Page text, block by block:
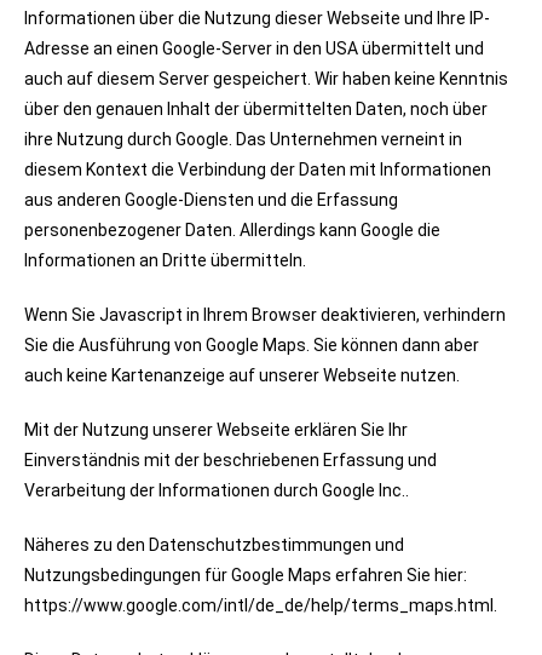
Informationen über die Nutzung dieser Webseite und Ihre IP-
Adresse an einen Google-Server in den USA übermittelt und
auch auf diesem Server gespeichert. Wir haben keine Kenntnis
über den genauen Inhalt der übermittelten Daten, noch über
ihre Nutzung durch Google. Das Unternehmen verneint in
diesem Kontext die Verbindung der Daten mit Informationen
aus anderen Google-Diensten und die Erfassung
personenbezogener Daten. Allerdings kann Google die
Informationen an Dritte übermitteln.
Wenn Sie Javascript in Ihrem Browser deaktivieren, verhindern
Sie die Ausführung von Google Maps. Sie können dann aber
auch keine Kartenanzeige auf unserer Webseite nutzen.
Mit der Nutzung unserer Webseite erklären Sie Ihr
Einverständnis mit der beschriebenen Erfassung und
Verarbeitung der Informationen durch Google Inc..
Näheres zu den Datenschutzbestimmungen und
Nutzungsbedingungen für Google Maps erfahren Sie hier:
https://www.google.com/intl/de_de/help/terms_maps.html.